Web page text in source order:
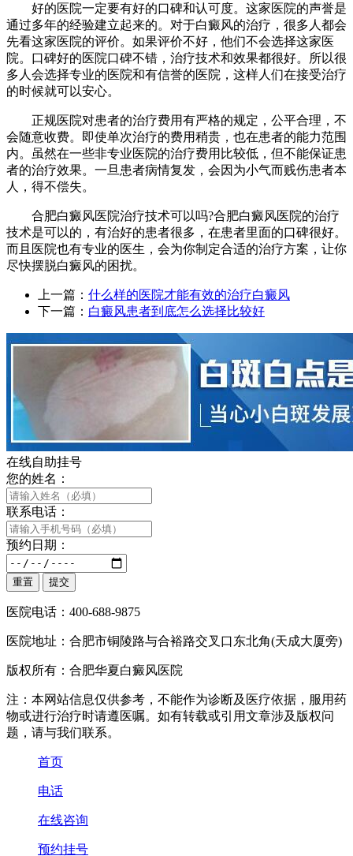
好的医院一定要有好的口碑和认可度。这家医院的声誉是
通过多年的经验建立起来的。对于白癜风的治疗，很多人都会
先看这家医院的评价。如果评价不好，他们不会选择这家医
院。口碑好的医院口碑不错，治疗技术和效果都很好。所以很
多人会选择专业的医院和有信誉的医院，这样人们在接受治疗
的时候就可以安心。
正规医院对患者的治疗费用有严格的规定，公平合理，不
会随意收费。即使单次治疗的费用稍贵，也在患者的能力范围
内。虽然在一些非专业医院的治疗费用比较低，但不能保证患
者的治疗效果。一旦患者病情复发，会因为小气而贱伤患者本
人，得不偿失。
合肥白癜风医院治疗技术可以吗?合肥白癜风医院的治疗
技术是可以的，有治好的患者很多，在患者里面的口碑很好。
而且医院也有专业的医生，会为你制定合适的治疗方案，让你
尽快摆脱白癜风的困扰。
上一篇： 什么样的医院才能有效的治疗白癜风
下一篇： 白癜风患者到底怎么选择比较好
在线自助挂号
您的姓名：
联系电话：
预约日期：
医院电话：400-688-9875
医院地址：合肥市铜陵路与合裕路交叉口东北角(天成大厦旁)
版权所有：合肥华夏白癜风医院
注：本网站信息仅供参考，不能作为诊断及医疗依据，服用药
物或进行治疗时请遵医嘱。如有转载或引用文章涉及版权问
题，请与我们联系。
首页
电话
在线咨询
预约挂号